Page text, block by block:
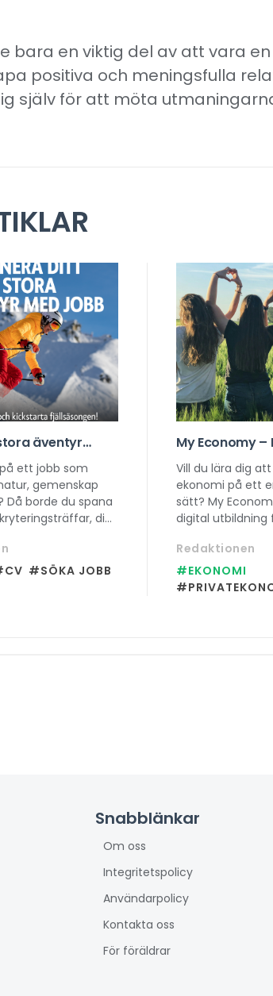
bara en viktig del av att vara
positiva och meningsfulla
själv för att möta
äventyr
på SkiStars
ett jobb som
gemenskap
Då borde du spana
din
i fjällen!
#SÖKA JOBB
My Economy –
smartare
Vill du lära dig
ekonomi på ett
sätt? My
digital utbildning
budgetering till
minuter.
Redaktionen
#EKONOMI
Snabblänkar
Om oss
Integritetspolicy
Användarpolicy
Kontakta oss
För föräldrar